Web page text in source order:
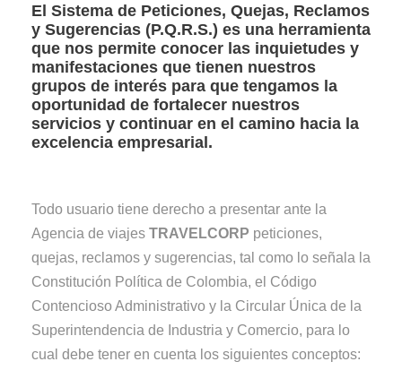
El Sistema de Peticiones, Quejas, Reclamos
y Sugerencias (P.Q.R.S.) es una herramienta
que nos permite conocer las inquietudes y
manifestaciones que tienen nuestros
grupos de interés para que tengamos la
oportunidad de fortalecer nuestros
servicios y continuar en el camino hacia la
excelencia empresarial.
Todo usuario tiene derecho a presentar ante la
Agencia de viajes TRAVELCORP peticiones,
quejas, reclamos y sugerencias, tal como lo señala la
Constitución Política de Colombia, el Código
Contencioso Administrativo y la Circular Única de la
Superintendencia de Industria y Comercio, para lo
cual debe tener en cuenta los siguientes conceptos: